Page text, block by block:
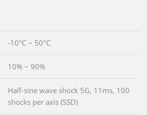
-10°C ~ 50°C
10% ~ 90%
Half-sine wave shock 5G, 11ms, 100
shocks per axis (SSD)